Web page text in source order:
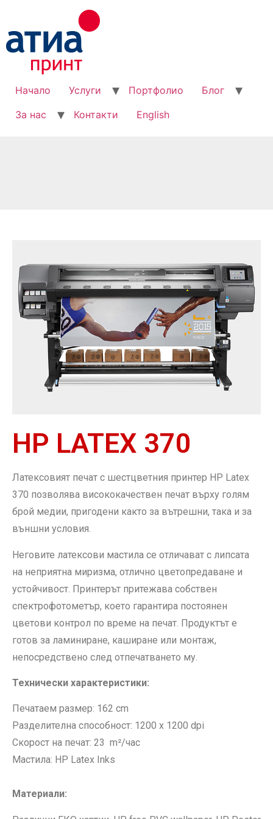
Начало Услуги Портфолио
Блог
За нас
Контакти English
HP LATEX 370
Латексовият печат с шестцветния принтер HP Latex
370 позволява висококачествен печат върху голям
брой медии, пригодени както за вътрешни, така и за
външни условия.
Неговите латексови мастила се отличават с липсата
на неприятна миризма, отлично цветопредаване и
устойчивост. Принтерът притежава собствен
спектрофотометър, което гарантира постоянен
цветови контрол по време на печат. Продуктът е
готов за ламиниране, каширане или монтаж,
непосредствено след отпечатването му.
Технически характеристики:
Печатаем размер: 162 cm
Разделителна способност: 1200 x 1200 dpi
Скорост на печат: 23 m²/час
Мастила: HP Latex Inks
Материали: